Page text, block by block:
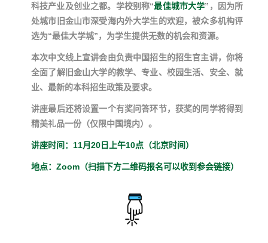
科技产业及创业之都。学校别称“最佳城市大学”，因为所
处城市旧金山市深受海内外大学生的欢迎，被众多机构评
选为“最佳大学城”，为学生提供无数的机会和资源。
本次中文线上宣讲会由负责中国招生的招生官主讲，你将
全面了解旧金山大学的教学、专业、校园生活、安全、就
业、最新的本科招生政策及要求。
讲座最后还将设置一个有奖问答环节，获奖的同学将得到
精美礼品一份（仅限中国境内）。
讲座时间：11月20日上午10点（北京时间）
地点：Zoom（扫描下方二维码报名可以收到参会链接）